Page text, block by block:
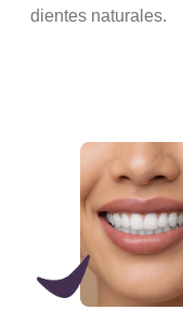
dientes naturales.